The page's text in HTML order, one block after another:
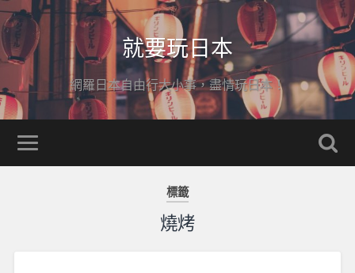
就要玩日本
網羅日本自由行大小事，盡情玩日本！
標籤
燒烤